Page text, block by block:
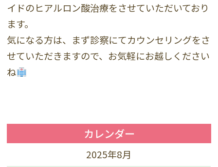
イドのヒアルロン酸治療をさせていただいており
ます。
気になる方は、まず診察にてカウンセリングをさ
せていただきますので、お気軽にお越しください
ね
カレンダー
2025年8月